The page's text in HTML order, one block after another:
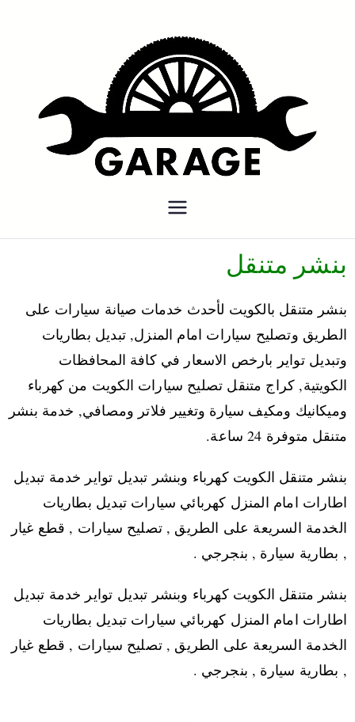
بنشر متنقل
بنشر متنقل
بنشر متنقل بالكويت لأحدث خدمات صيانة سيارات على
الطريق وتصليح سيارات امام المنزل, تبديل بطاريات
وتبديل تواير بارخص الاسعار في كافة المحافظات
الكويتية, كراج متنقل تصليح سيارات الكويت من كهرباء
وميكانيك ومكيف سيارة وتغيير فلاتر ومصافي, خدمة بنشر
متنقل متوفرة 24 ساعة.
بنشر متنقل الكويت كهرباء وبنشر تبديل تواير خدمة تبديل
اطارات امام المنزل كهربائي سيارات تبديل بطاريات
الخدمة السريعة على الطريق , تصليح سيارات , قطع غيار
, بطارية سيارة , بنجرجي .
بنشر متنقل الكويت كهرباء وبنشر تبديل تواير خدمة تبديل
اطارات امام المنزل كهربائي سيارات تبديل بطاريات
الخدمة السريعة على الطريق , تصليح سيارات , قطع غيار
, بطارية سيارة , بنجرجي .